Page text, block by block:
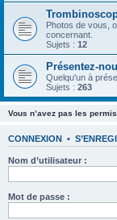
Photos de vous,
concernant.
Sujets : 12
Présentez-
Quelqu'un à
Sujets : 263
Vous n’avez pas les
CONNEXION •
Nom d’utilisateur :
Mot de passe :